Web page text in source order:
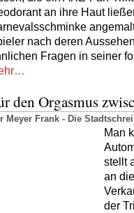
an ihre Haut
nach deren
Fragen in seiner
den Orgasmus
Meyer Frank - Die
Man
stellt
an
der